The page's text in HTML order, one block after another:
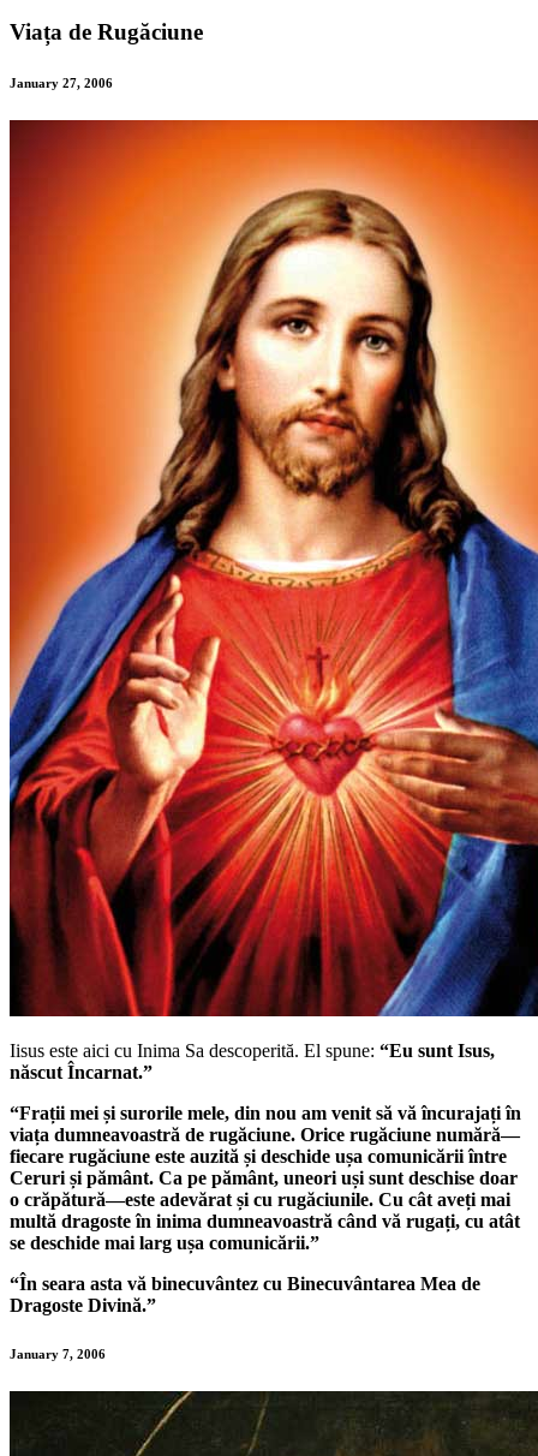
Viața de Rugăciune
January 27, 2006
Iisus este aici cu Inima Sa descoperită. El spune: “Eu sunt Isus,
născut Încarnat.”
“Frații mei și surorile mele, din nou am venit să vă încurajați în
viața dumneavoastră de rugăciune. Orice rugăciune numără—
fiecare rugăciune este auzită și deschide ușa comunicării între
Ceruri și pământ. Ca pe pământ, uneori uși sunt deschise doar
o crăpătură—este adevărat și cu rugăciunile. Cu cât aveți mai
multă dragoste în inima dumneavoastră când vă rugați, cu atât
se deschide mai larg ușa comunicării.”
“În seara asta vă binecuvântez cu Binecuvântarea Mea de
Dragoste Divină.”
January 7, 2006